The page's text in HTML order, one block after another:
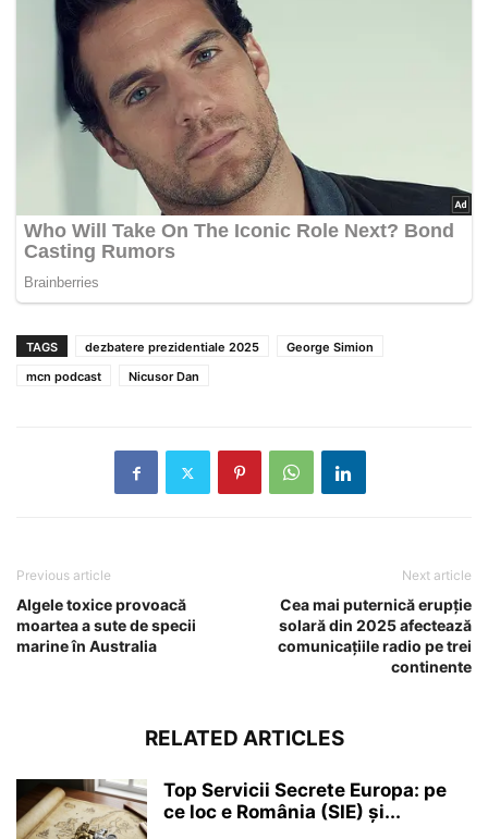
TAGS dezbatere prezidentiale 2025
George Simion
mcn podcast
Nicusor Dan
Previous article
Algele toxice provoacă
moartea a sute de specii
marine în Australia
Next article
Cea mai puternică erupție
solară din 2025 afectează
comunicațiile radio pe trei
continente
RELATED ARTICLES
Top Servicii Secrete Europa: pe
ce loc e România (SIE) și...